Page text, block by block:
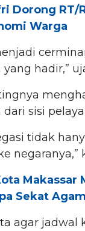
Dorong RT/
Warga
hadir,”
sisi
tidak
negaranya,”
Makassar
Sekat
agar jadwal